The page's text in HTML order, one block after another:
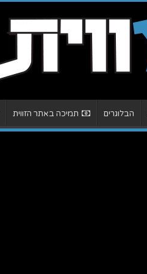
הבלוגרים תמיכה באתר הזווית